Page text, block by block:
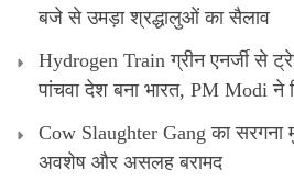
बजे से उमड़ा श्रद्धालुओं का सैलाव
Hydrogen Train ग्रीन एनर्जी से
पांचवा देश बना भारत, PM Modi ने
Cow Slaughter Gang का सरगना
अवशेष और असलह बरामद